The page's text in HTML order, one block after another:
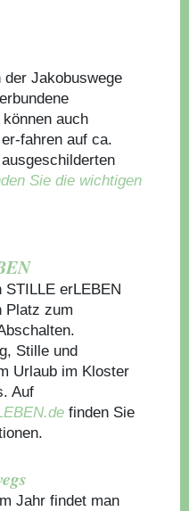
Jakobuswege
auch
fahren auf ca.
Sie die wichtigen
erLEBEN
Platz zum
Stille und
Urlaub im Kloster
Auf
finden Sie
Jahr findet man